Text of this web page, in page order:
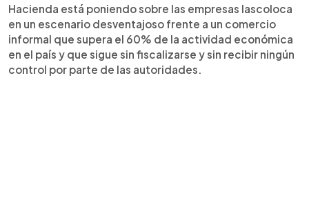
Hacienda está poniendo sobre las empresas lascoloca
en un escenario desventajoso frente a un comercio
informal que supera el 60% de la actividad económica
en el país y que sigue sin fiscalizarse y sin recibir ningún
control por parte de las autoridades.